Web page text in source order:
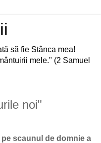
să fie Stânca mea!
mele." (2 Samuel
noi"
pe scaunul de domnie a